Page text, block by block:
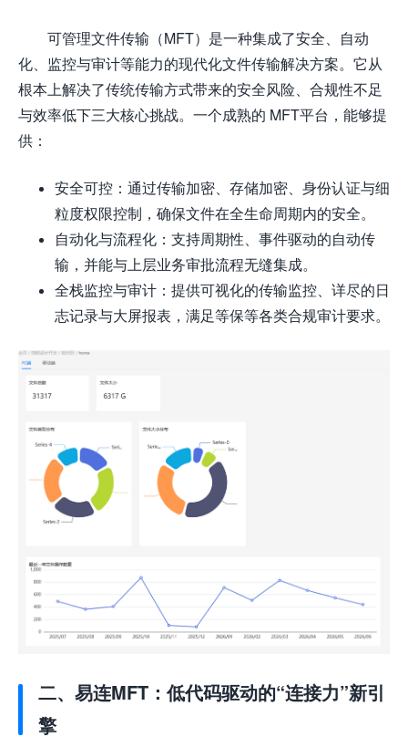
可管理文件传输（MFT）是一种集成了安全、自动
化、监控与审计等能力的现代化文件传输解决方案。它从
根本上解决了传统传输方式带来的安全风险、合规性不足
与效率低下三大核心挑战。一个成熟的 MFT平台，能够提
供：
安全可控：通过传输加密、存储加密、身份认证与细
粒度权限控制，确保文件在全生命周期内的安全。
自动化与流程化：支持周期性、事件驱动的自动传
输，并能与上层业务审批流程无缝集成。
全栈监控与审计：提供可视化的传输监控、详尽的日
志记录与大屏报表，满足等保等各类合规审计要求。
二、易连MFT：低代码驱动的“连接力”新引
擎